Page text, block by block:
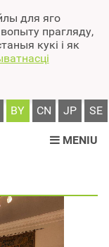
для яго
прагляду,
кукі і як
BY CN JP SE
MENIU